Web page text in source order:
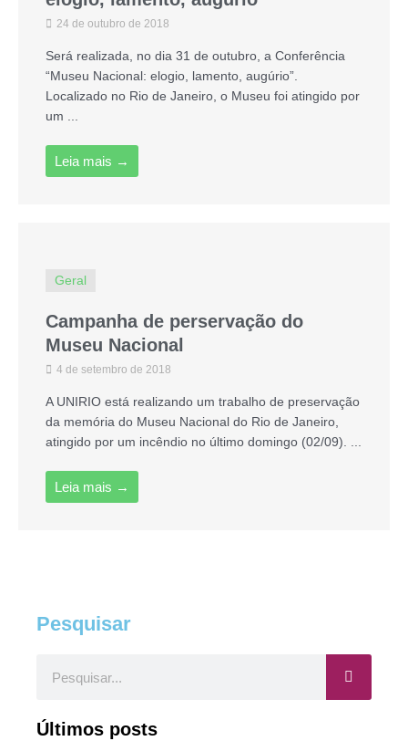
24 de outubro de 2018
Será realizada, no dia 31 de outubro, a Conferência
“Museu Nacional: elogio, lamento, augúrio”.
Localizado no Rio de Janeiro, o Museu foi atingido por
um ...
Leia mais →
Geral
Campanha de perservação do
Museu Nacional
4 de setembro de 2018
A UNIRIO está realizando um trabalho de preservação
da memória do Museu Nacional do Rio de Janeiro,
atingido por um incêndio no último domingo (02/09). ...
Leia mais →
Pesquisar
Últimos posts